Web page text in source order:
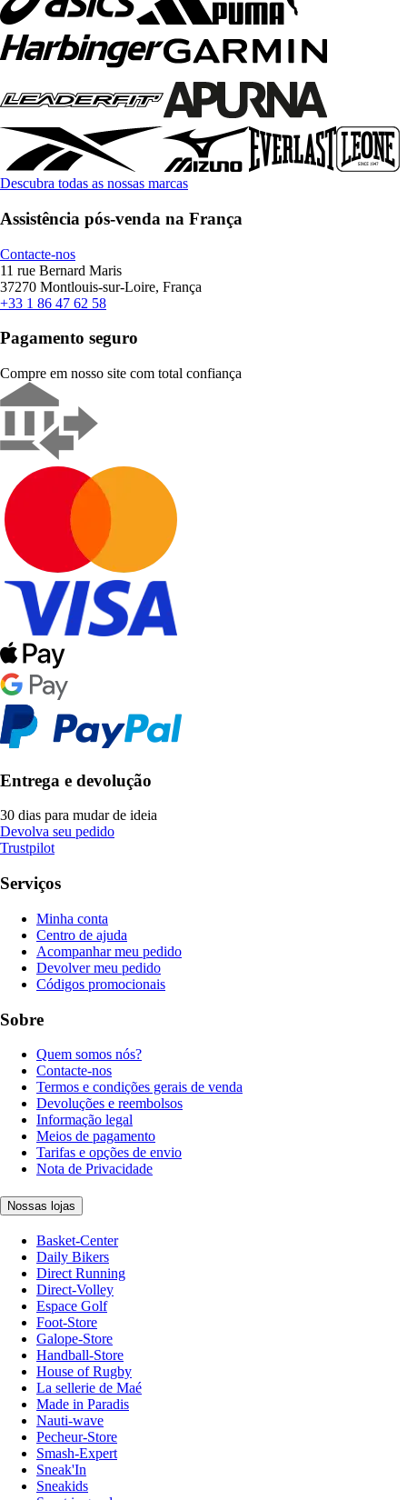
Descubra todas as nossas marcas
Assistência pós-venda na França
Contacte-nos
11 rue Bernard Maris
37270 Montlouis-sur-Loire, França
+33 1 86 47 62 58
Pagamento seguro
Compre em nosso site com total confiança
Entrega e devolução
30 dias para mudar de ideia
Devolva seu pedido
Trustpilot
Serviços
Minha conta
Centro de ajuda
Acompanhar meu pedido
Devolver meu pedido
Códigos promocionais
Sobre
Quem somos nós?
Contacte-nos
Termos e condições gerais de venda
Devoluções e reembolsos
Informação legal
Meios de pagamento
Tarifas e opções de envio
Nota de Privacidade
Nossas lojas
Basket-Center
Daily Bikers
Direct Running
Direct-Volley
Espace Golf
Foot-Store
Galope-Store
Handball-Store
House of Rugby
La sellerie de Maé
Made in Paradis
Nauti-wave
Pecheur-Store
Smash-Expert
Sneak'In
Sneakids